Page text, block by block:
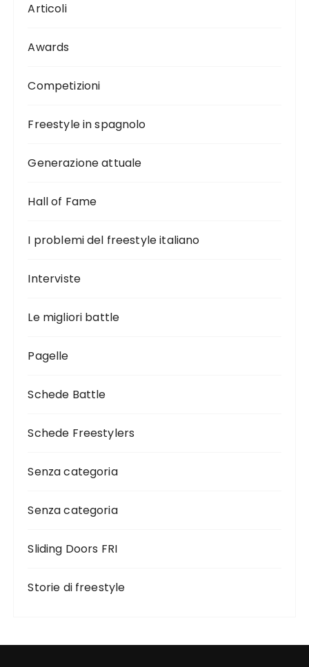
Articoli
Awards
Competizioni
Freestyle in spagnolo
Generazione attuale
Hall of Fame
I problemi del freestyle italiano
Interviste
Le migliori battle
Pagelle
Schede Battle
Schede Freestylers
Senza categoria
Senza categoria
Sliding Doors FRI
Storie di freestyle